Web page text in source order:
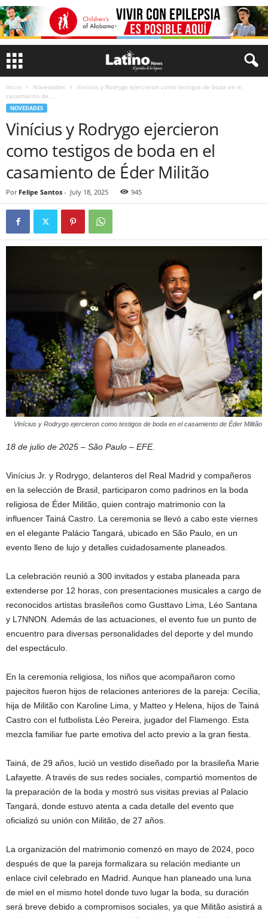
Inicio Novedades
Vinícius y Rodrygo ejercieron como testigos de boda en el
casamiento de...
NOVEDADES
Vinícius y Rodrygo ejercieron
como testigos de boda en el
casamiento de Éder Militão
Por Felipe Santos - July 18, 2025 945
Vinícius y Rodrygo ejercieron como testigos de boda en el casamiento de Éder Militão
18 de julio de 2025 – São Paulo – EFE.
Vinícius Jr. y Rodrygo, delanteros del Real Madrid y compañeros
en la selección de Brasil, participaron como padrinos en la boda
religiosa de Éder Militão, quien contrajo matrimonio con la
influencer Tainá Castro. La ceremonia se llevó a cabo este viernes
en el elegante Palácio Tangará, ubicado en São Paulo, en un
evento lleno de lujo y detalles cuidadosamente planeados.
La celebración reunió a 300 invitados y estaba planeada para
extenderse por 12 horas, con presentaciones musicales a cargo de
reconocidos artistas brasileños como Gusttavo Lima, Léo Santana
y L7NNON. Además de las actuaciones, el evento fue un punto de
encuentro para diversas personalidades del deporte y del mundo
del espectáculo.
En la ceremonia religiosa, los niños que acompañaron como
pajecitos fueron hijos de relaciones anteriores de la pareja: Cecília,
hija de Militão con Karoline Lima, y Matteo y Helena, hijos de Tainá
Castro con el futbolista Léo Pereira, jugador del Flamengo. Esta
mezcla familiar fue parte emotiva del acto previo a la gran fiesta.
Tainá, de 29 años, lució un vestido diseñado por la brasileña Marie
Lafayette. A través de sus redes sociales, compartió momentos de
la preparación de la boda y mostró sus visitas previas al Palacio
Tangará, donde estuvo atenta a cada detalle del evento que
oficializó su unión con Militão, de 27 años.
La organización del matrimonio comenzó en mayo de 2024, poco
después de que la pareja formalizara su relación mediante un
enlace civil celebrado en Madrid. Aunque han planeado una luna
de miel en el mismo hotel donde tuvo lugar la boda, su duración
será breve debido a compromisos sociales, ya que Militão asistirá a